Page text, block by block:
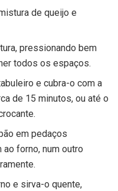
de queijo e
pressionando bem
todos os espaços.
e cubra-o com a
de 15 minutos, ou até o
em pedaços
forno, num outro
e sirva-o quente,